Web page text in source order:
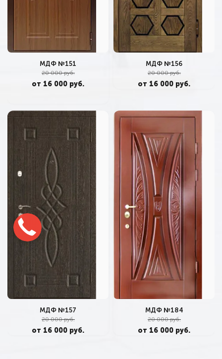
МДФ №151
20 000 руб.
от 16 000 руб.
МДФ №156
20 000 руб.
от 16 000 руб.
МДФ №157
20 000 руб.
от 16 000 руб.
МДФ №184
20 000 руб.
от 16 000 руб.